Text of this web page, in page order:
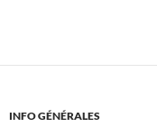
INFO GÉNÉRALES